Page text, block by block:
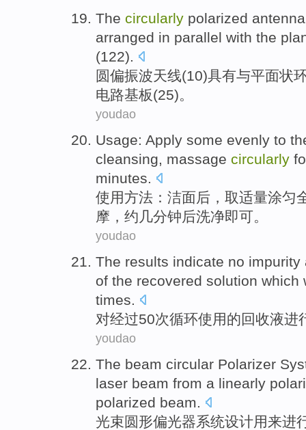
The circularly polarized antenna
arranged in parallel with the
(122).
圆偏振波天线(10)具有与平面状
电路基板(25)。
youdao
Usage: Apply some evenly to
cleansing, massage circularly
minutes.
使用方法 ： 洁面后 ，取适量涂匀
摩 ，约 几分钟后洗净即可。
youdao
The results indicate no impurity
of the recovered solution which
times.
对经过50次循环使用的回收液进
youdao
The beam circular Polarizer
laser beam from a linearly
polarized beam.
光束圆形偏光器系统设计用来进